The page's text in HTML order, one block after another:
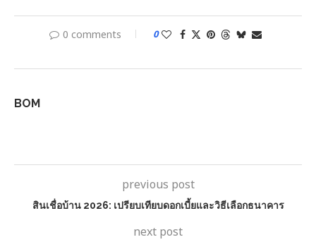
0 comments 0
BOM
previous post
สินเชื่อบ้าน 2026: เปรียบเทียบดอกเบี้ยและวิธีเลือกธนาคาร
next post